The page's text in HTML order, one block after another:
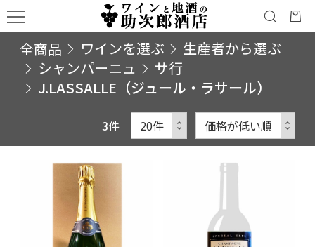
全商品 ワインを選ぶ
生産者から選ぶ
シャンパーニュ
サ行
J.LASSALLE（ジュール・ラサール）
3件